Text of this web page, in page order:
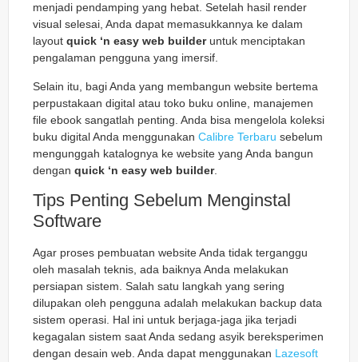
menjadi pendamping yang hebat. Setelah hasil render
visual selesai, Anda dapat memasukkannya ke dalam
layout quick ‘n easy web builderuntuk menciptakan
pengalaman pengguna yang imersif.
Selain itu, bagi Anda yang membangun website bertema
perpustakaan digital atau toko buku online, manajemen
file ebook sangatlah penting. Anda bisa mengelola koleksi
buku digital Anda menggunakan Calibre Terbaru sebelum
mengunggah katalognya ke website yang Anda bangun
dengan quick ‘n easy web builder.
Tips Penting Sebelum Menginstal
Software
Agar proses pembuatan website Anda tidak terganggu
oleh masalah teknis, ada baiknya Anda melakukan
persiapan sistem. Salah satu langkah yang sering
dilupakan oleh pengguna adalah melakukan backup data
sistem operasi. Hal ini untuk berjaga-jaga jika terjadi
kegagalan sistem saat Anda sedang asyik bereksperimen
dengan desain web. Anda dapat menggunakan Lazesoft